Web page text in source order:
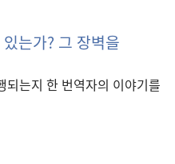
는가? 그 장벽을
되는지 한 번역자의 이야기를